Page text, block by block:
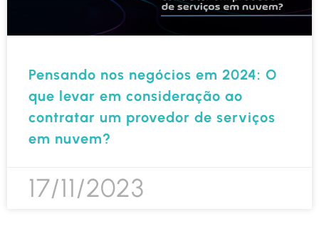
Pensando nos negócios em 2024: O
que levar em consideração ao
contratar um provedor de serviços
em nuvem?
17/11/2023